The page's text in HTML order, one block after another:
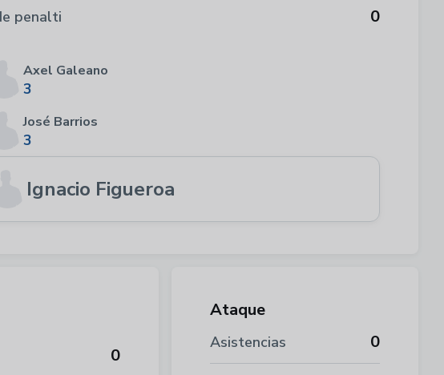
penalti 0
Axel Galeano
3
José Barrios
3
Ignacio Figueroa
Ataque
Asistencias 0
0